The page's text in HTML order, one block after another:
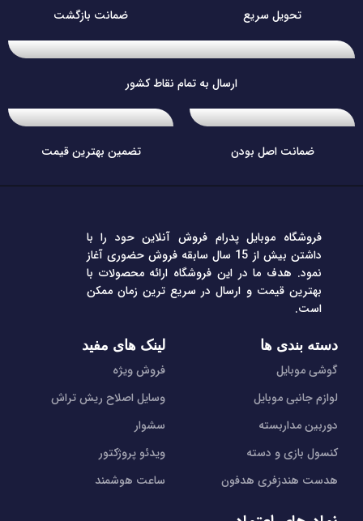
تحویل سریع ضمانت بازگشت
ارسال به تمام نقاط کشور
ضمانت اصل بودن تضمین بهترین قیمت
فروشگاه موبایل پدرام فروش آنلاین حود را با
داشتن بیش از 15 سال سابقه فروش حضوری آغاز
نمود. هدف ما در این فروشگاه ارائه محصولات با
بهترین قیمت و ارسال در سریع ترین زمان ممکن
است.
دسته بندی ها
گوشی موبایل
لوازم جانبی موبایل
دوربین مداربسته
کنسول بازی و دسته
هدست هندزفری هدفون
لینک های مفید
فروش ویژه
وسایل اصلاح ریش تراش
سشوار
ویدئو پروژکتور
ساعت هوشمند